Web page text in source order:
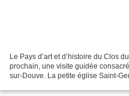
Le Pays d’art et d’histoire du Clos
prochain, une visite guidée
sur-Douve. La petite église Saint-